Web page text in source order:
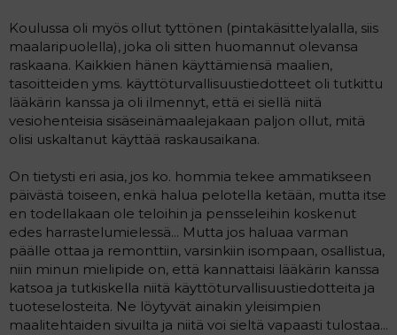
Koulussa oli myös ollut tyttönen (pintakäsittelyalalla, siis
maalaripuolella), joka oli sitten huomannut olevansa
raskaana. Kaikkien hänen käyttämiensä maalien,
tasoitteiden yms. käyttöturvallisuustiedotteet oli tutkittu
lääkärin kanssa ja oli ilmennyt, että ei siellä niitä
vesiohenteisia sisäseinämaalejakaan paljon ollut, mitä
olisi uskaltanut käyttää raskausaikana.
On tietysti eri asia, jos ko. hommia tekee ammatikseen
päivästä toiseen, enkä halua pelotella ketään, mutta itse
en todellakaan ole teloihin ja pensseleihin koskenut
edes harrastelumielessä... Mutta jos haluaa varman
päälle ottaa ja remonttiin, varsinkiin isompaan, osallistua,
niin minun mielipide on, että kannattaisi lääkärin kanssa
katsoa ja tutkiskella niitä käyttöturvallisuustiedotteita ja
tuoteselosteita. Ne löytyvät ainakin yleisimpien
maalitehtaiden sivuilta ja niitä voi sieltä vapaasti tulostaa...